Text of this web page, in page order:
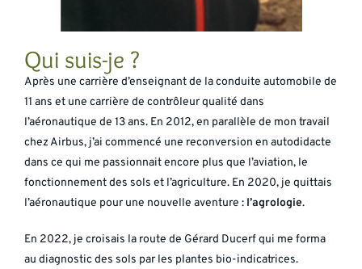
Qui suis-je ?
Après une carrière d’enseignant de la conduite automobile de
11 ans et une carrière de contrôleur qualité dans
l’aéronautique de 13 ans. En 2012, en parallèle de mon travail
chez Airbus, j’ai commencé une reconversion en autodidacte
dans ce qui me passionnait encore plus que l’aviation, le
fonctionnement des sols et l’agriculture. En 2020, je quittais
l’aéronautique pour une nouvelle aventure : l’agrologie.
En 2022, je croisais la route de Gérard Ducerf qui me forma
au diagnostic des sols par les plantes bio-indicatrices.